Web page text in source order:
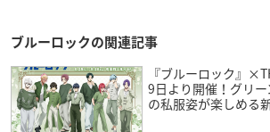
ブルーロックの関連記事
『ブルーロック』
9日より開催！グリ
の私服姿が楽しめる